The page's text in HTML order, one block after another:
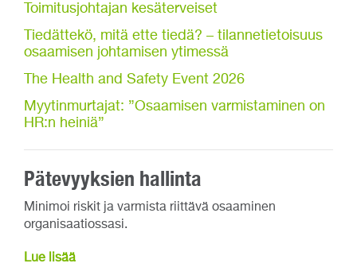
Toimitusjohtajan kesäterveiset
Tiedättekö, mitä ette tiedä? – tilannetietoisuus
osaamisen johtamisen ytimessä
The Health and Safety Event 2026
Myytinmurtajat: ”Osaamisen varmistaminen on
HR:n heiniä”
Pätevyyksien hallinta
Minimoi riskit ja varmista riittävä osaaminen
organisaatiossasi.
Lue lisää